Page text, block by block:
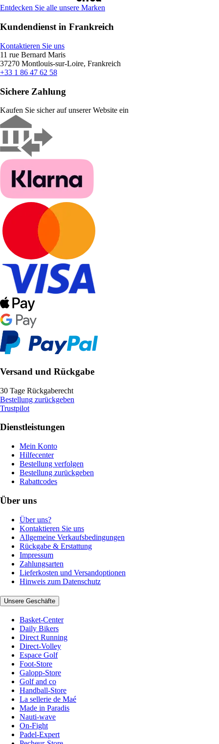
Entdecken Sie alle unsere Marken
Kundendienst in Frankreich
Kontaktieren Sie uns
11 rue Bernard Maris
37270 Montlouis-sur-Loire, Frankreich
+33 1 86 47 62 58
Sichere Zahlung
Kaufen Sie sicher auf unserer Website ein
Versand und Rückgabe
30 Tage Rückgaberecht
Bestellung zurückgeben
Trustpilot
Dienstleistungen
Mein Konto
Hilfecenter
Bestellung verfolgen
Bestellung zurückgeben
Rabattcodes
Über uns
Über uns?
Kontaktieren Sie uns
Allgemeine Verkaufsbedingungen
Rückgabe & Erstattung
Impressum
Zahlungsarten
Lieferkosten und Versandoptionen
Hinweis zum Datenschutz
Unsere Geschäfte
Basket-Center
Daily Bikers
Direct Running
Direct-Volley
Espace Golf
Foot-Store
Galopp-Store
Golf and co
Handball-Store
La sellerie de Maé
Made in Paradis
Nauti-wave
On-Fight
Padel-Expert